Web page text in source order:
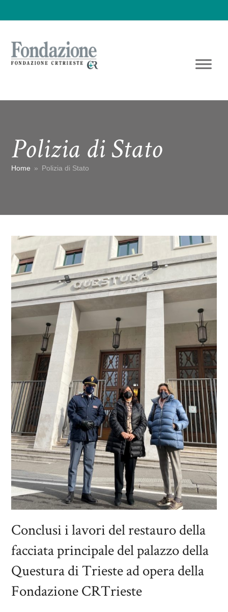
Polizia di Stato
Home » Polizia di Stato
Conclusi i lavori del restauro della
facciata principale del palazzo della
Questura di Trieste ad opera della
Fondazione CRTrieste